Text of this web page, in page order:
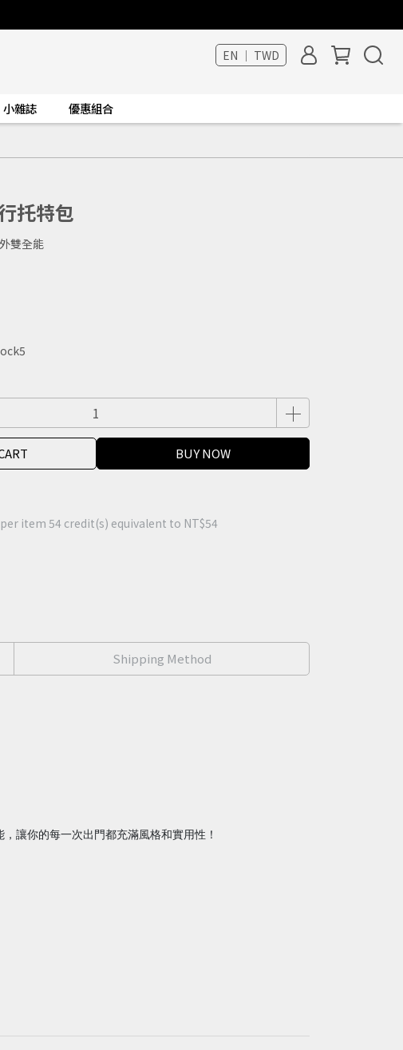
EN ｜ TWD
小雜誌 優惠組合
托特包
雙全能
BUY NOW
item 54 credit(s) equivalent to NT$54
Shipping Method
讓你的每一次出門都充滿風格和實用性！